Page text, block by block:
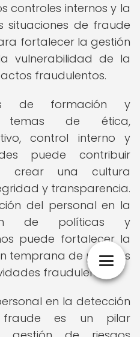
controles internos y la
situaciones de fraude
fortalecer la gestión
vulnerabilidad de la
fraudulentos.
de formación y
temas de ética,
control interno y
puede contribuir
crear una cultura
y transparencia.
del personal en la
de políticas y
puede fortalecer la
temprana de posibles
fraudulentas.
en la detección
es un pilar